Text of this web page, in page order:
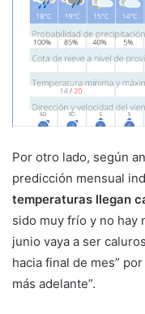
Por otro lado, según
predicción mensual
temperaturas llegan
sido muy frío y no hay
junio vaya a ser
hacia final de mes”
más adelante”.